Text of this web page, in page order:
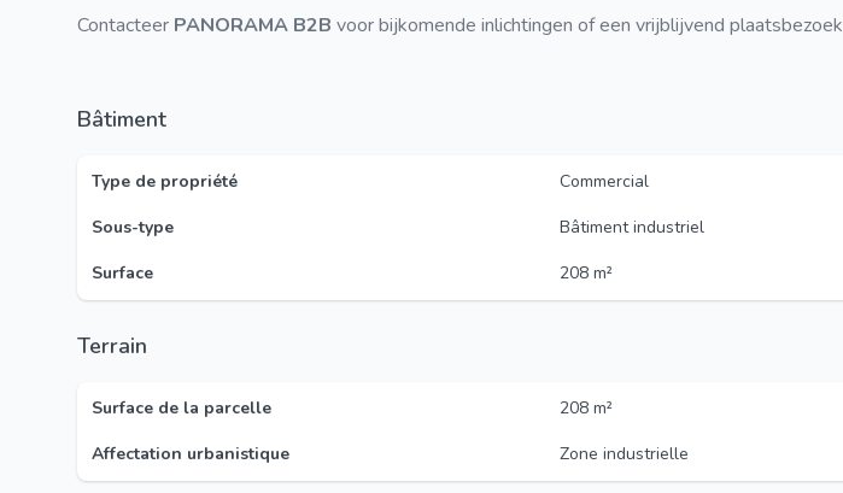
Contacteer PANORAMA B2B voor bijkomende inlichtingen of een vrijblijvend plaatsbezoek
Bâtiment
Type de propriété
Commercial
Sous-type
Bâtiment industriel
Surface
208 m²
Terrain
Surface de la parcelle
208 m²
Affectation urbanistique
Zone industrielle